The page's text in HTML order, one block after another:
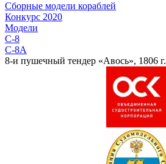
Сборные модели кораблей
Конкурс 2020
Модели
C-8
C-8A
8-и пушечный тендер «Авось», 1806 г.